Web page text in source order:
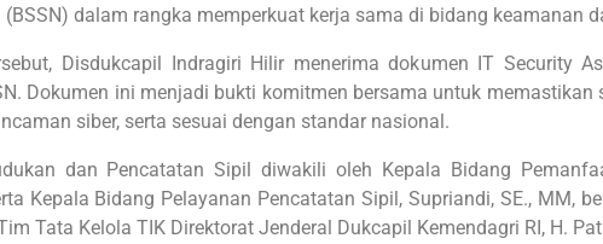
(BSSN) dalam rangka memperkuat kerja sama di bidang keamanan
Disdukcapil Indragiri Hilir menerima dokumen IT Security
Dokumen ini menjadi bukti komitmen bersama untuk
siber, serta sesuai dengan standar nasional.
dan Pencatatan Sipil diwakili oleh Kepala Bidang
Kepala Bidang Pelayanan Pencatatan Sipil, Supriandi, SE., MM,
Tata Kelola TIK Direktorat Jenderal Dukcapil Kemendagri RI, H.